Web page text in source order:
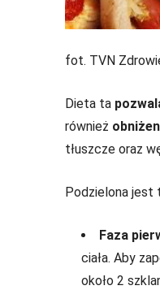
fot. TVN
Dieta ta
również
tłuszcze oraz
Podzielona jest
Faza
ciała. Aby
około 2